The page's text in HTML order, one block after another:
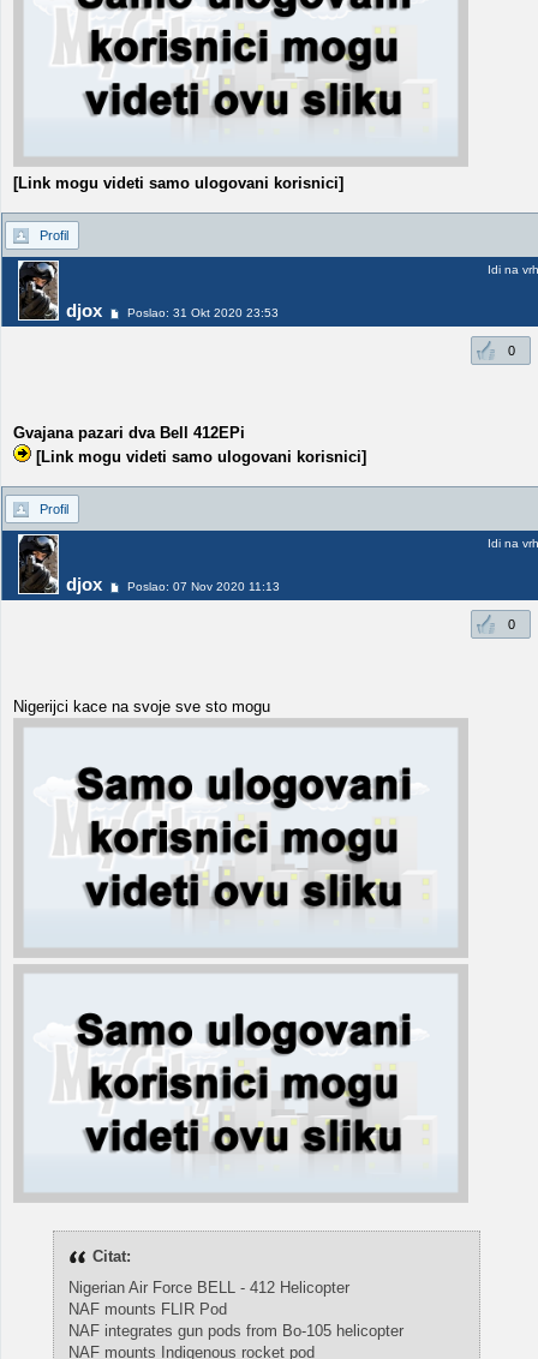
[Link mogu videti samo ulogovani korisnici]
Profil
djox Poslao: 31 Okt 2020 23:53
Idi na vrh
0
Gvajana pazari dva Bell 412EPi
[Link mogu videti samo ulogovani korisnici]
Profil
djox Poslao: 07 Nov 2020 11:13
Idi na vrh
0
Nigerijci kace na svoje sve sto mogu
Citat:
Nigerian Air Force BELL - 412 Helicopter
NAF mounts FLIR Pod
NAF integrates gun pods from Bo-105 helicopter
NAF mounts Indigenous rocket pod